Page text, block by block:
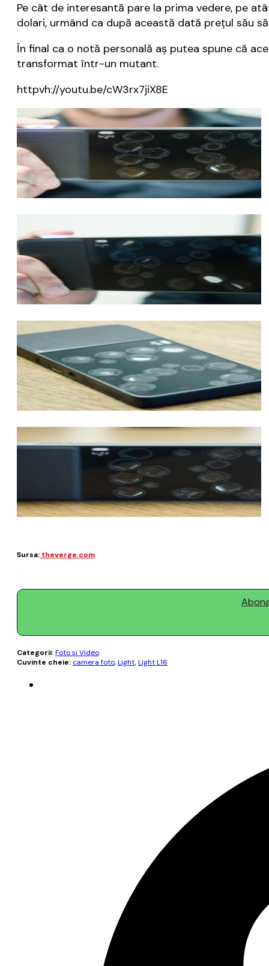
Pe cât de interesantă pare la prima vedere, pe
dolari, urmând ca după această dată preţul său
În final ca o notă personală aş putea spune că
transformat într-un mutant.
httpvh://youtu.be/cW3rx7jiX8E
Sursa: theverge.com
Categorii:Foto si Video
Cuvinte cheie: camera foto,Light,Light L16